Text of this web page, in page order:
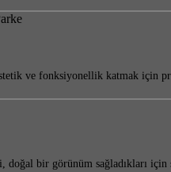
ve fonksiyonellik katmak için
bir görünüm sağladıkları